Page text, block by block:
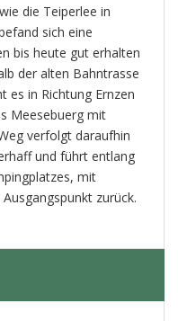
die Teiperlee in
sich eine
bis heute gut erhalten
der alten Bahntrasse
es in Richtung Ernzen
Meesebuerg mit
verfolgt daraufhin
und führt entlang
mit
zurück.